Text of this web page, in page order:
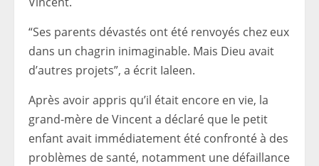
“Ses parents dévastés ont été renvoyés chez eux
dans un chagrin inimaginable. Mais Dieu avait
d’autres projets”, a écrit Ialeen.
Après avoir appris qu’il était encore en vie, la
grand-mère de Vincent a déclaré que le petit
enfant avait immédiatement été confronté à des
problèmes de santé, notamment une défaillance